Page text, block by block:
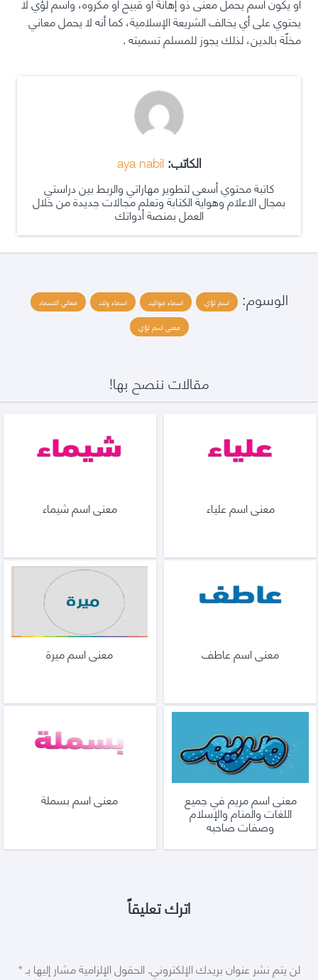
يحتوي على أي يخالف الشريعة الإسلامية، كما أنه لا يحمل معاني
مخلّة بالدين، لذلك يجوز للمسلم تسميته .
الكاتب:aya nabil
كاتبة محتوي أسعى لتطوير مهاراتي والربط بين دراستي
بمجال الاعلام وهواية الكتابة وتعلم مجالات جديدة من خلال
العمل بمنصة أدواتك
الوسوم: اسم لؤي اسماء مواليد اسماء ولاد
معاني الاسماء
معنى اسم لؤي
مقالات ننصح بها!
معنى اسم علياء معنى اسم شيماء
معنى اسم عاطف معنى اسم ميرة
معنى اسم مريم في جميع
اللغات والمنام والإسلام
وصفات صاحبه
معنى اسم بسملة
اترك تعليقاً
لن يتم نشر عنوان بريدك الإلكتروني.الحقول الإلزامية مشار إليها بـ*